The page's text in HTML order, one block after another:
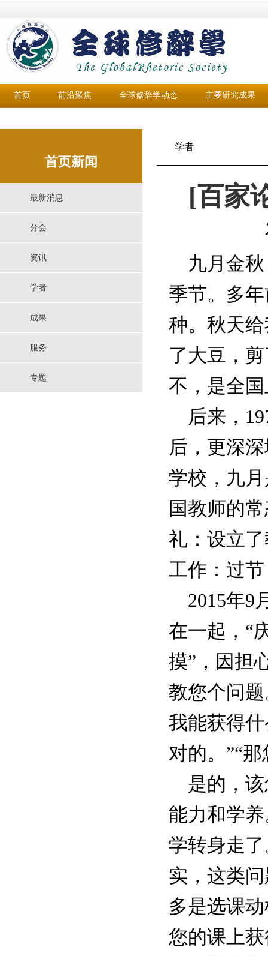
首页 前沿聚焦 全球修辞学动态 主要研究成果
首页新闻
最新消息
分会
资讯
学者
成果
服务
专题
学者
[百家
九月金秋
季节。多
种。秋天
了大豆，
不，是全
后来，
后，更深
学校，九
国教师的
礼：设立
工作：过
2015年9
在一起，“
摸”，因担
教您个问
我能获得
对的。”“
是的，该
能力和学
学转身走
实，这类
多是选课
您的课上